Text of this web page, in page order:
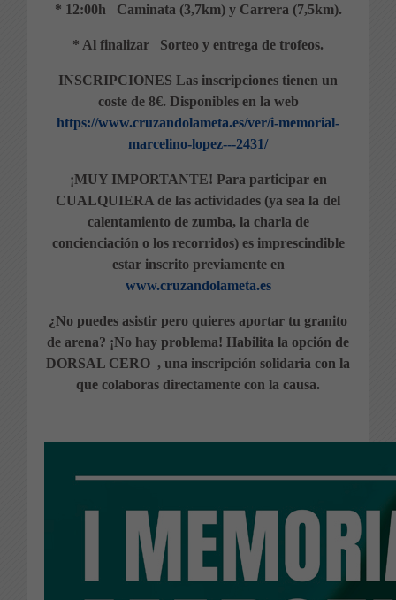
* 12:00h Caminata (3,7km) y Carrera (7,5km).
* Al finalizar Sorteo y entrega de trofeos.
INSCRIPCIONES Las inscripciones tienen un
coste de 8€. Disponibles en la web
https://www.cruzandolameta.es/ver/i-memorial-
marcelino-lopez---2431/
¡MUY IMPORTANTE! Para participar en
CUALQUIERA de las actividades (ya sea la del
calentamiento de zumba, la charla de
concienciación o los recorridos) es imprescindible
estar inscrito previamente en
www.cruzandolameta.es
¿No puedes asistir pero quieres aportar tu granito
de arena? ¡No hay problema! Habilita la opción de
DORSAL CERO , una inscripción solidaria con la
que colaboras directamente con la causa.